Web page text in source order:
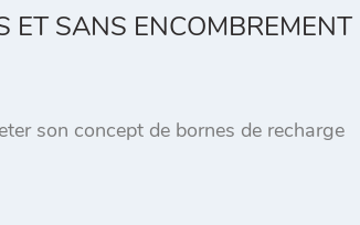
ET SANS ENCOMBREMENT
son concept de bornes de recharge